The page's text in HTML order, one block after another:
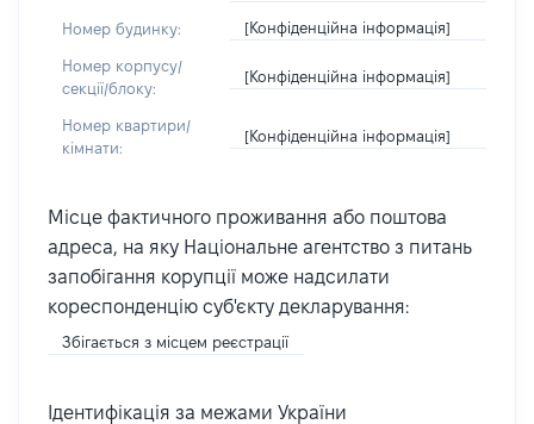
Номер будинку: [Конфіденційна інформація]
Номер корпусу/
секції/блоку:
[Конфіденційна інформація]
Номер квартири/
кімнати:
[Конфіденційна інформація]
Місце фактичного проживання або поштова
адреса, на яку Національне агентство з питань
запобігання корупції може надсилати
кореспонденцію суб'єкту декларування:
Збігається з місцем реєстрації
Ідентифікація за межами України